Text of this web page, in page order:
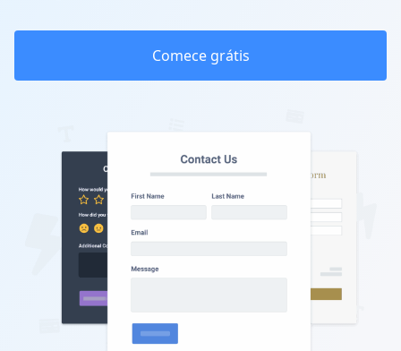
Comece grátis